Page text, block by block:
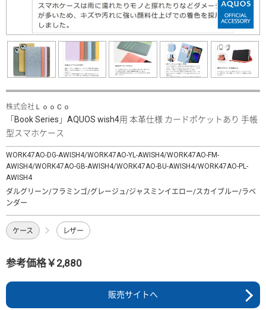
株式会社ＬｏｏＣｏ
「Book Series」AQUOS wish4用 本革仕様 カードポケットあり 手帳
型スマホケース
WORK47AO-DG-AWISH4/WORK47AO-YL-AWISH4/WORK47AO-FM-
AWISH4/WORK47AO-GB-AWISH4/WORK47AO-BU-AWISH4/WORK47AO-PL-
AWISH4
ダルグリーン/フラミンゴ/グレージュ/ジャスミンイエロー/スカイブルー/ラベ
ンダー
ケース レザー
参考価格￥2,880
販売サイトへ